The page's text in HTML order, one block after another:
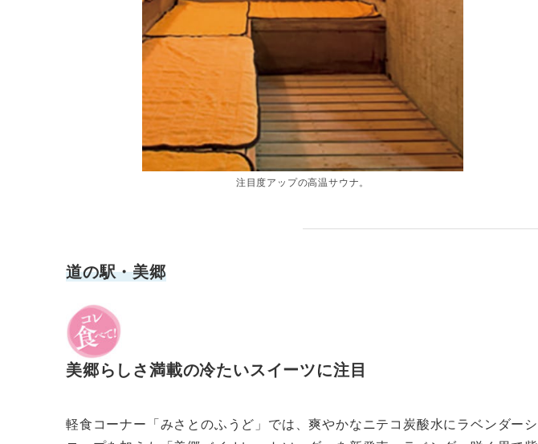
注目度アップの高温サウナ。
道の駅・美郷
美郷らしさ満載の冷たいスイーツに注目
軽食コーナー「みさとのふうど」では、爽やかなニテコ炭酸水にラベンダーシ